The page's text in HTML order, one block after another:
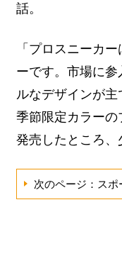
話。
「プロスニーカ
ーです。市場に
ルなデザインが
季節限定カラー
発売したところ、
次のページ：ス